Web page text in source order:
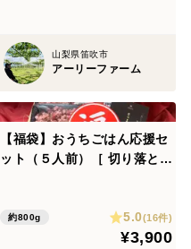
山梨県笛吹市
アーリーファーム
【福袋】おうちごはん応援セ
ット（５人前）［ 切り落とし
つま福永牛 受賞歴多数［福袋
おうちごはん 牧場直送 お取
約800g 5.0(16件)
¥3,900